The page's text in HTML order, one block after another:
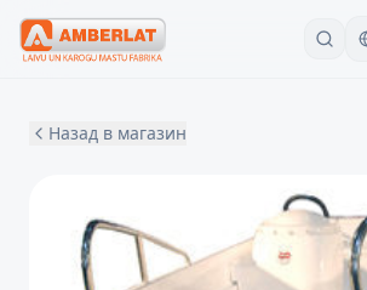
Назад в магазин